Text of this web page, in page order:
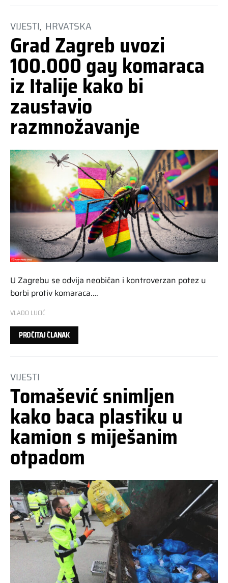
VIJESTI HRVATSKA
Grad Zagreb uvozi
100.000 gay komaraca
iz Italije kako bi
zaustavio
razmnožavanje
U Zagrebu se odvija neobičan i kontroverzan potez u
borbi protiv komaraca.…
VLADO LUCIĆ
PROČITAJ ČLANAK
VIJESTI
Tomašević snimljen
kako baca plastiku u
kamion s miješanim
otpadom